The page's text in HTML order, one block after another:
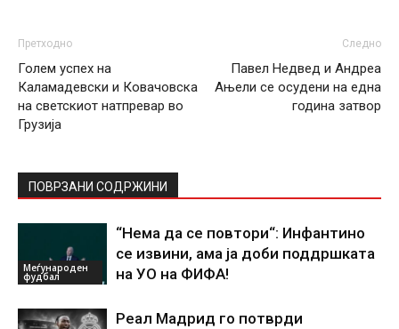
Претходно
Голем успех на
Каламадевски и Ковачовска
на светскиот натпревар во
Грузија
Следно
Павел Недвед и Андреа
Ањели се осудени на една
година затвор
ПОВРЗАНИ СОДРЖИНИ
Меѓународен
фудбал
“Нема да се повтори“: Инфантино
се извини, ама ја доби поддршката
на УО на ФИФА!
Реал Мадрид го потврди